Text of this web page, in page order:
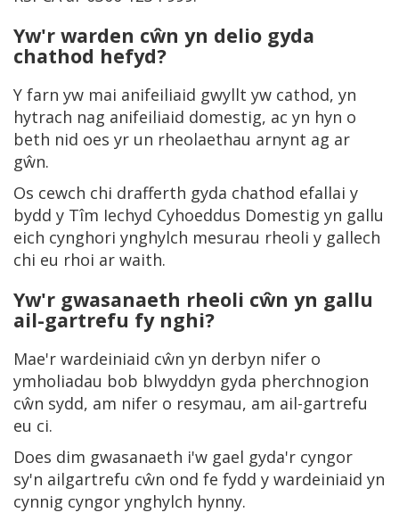
Yw'r warden cŵn yn delio gyda
chathod hefyd?
Y farn yw mai anifeiliaid gwyllt yw cathod, yn
hytrach nag anifeiliaid domestig, ac yn hyn o
beth nid oes yr un rheolaethau arnynt ag ar
gŵn.
Os cewch chi drafferth gyda chathod efallai y
bydd y Tîm Iechyd Cyhoeddus Domestig yn gallu
eich cynghori ynghylch mesurau rheoli y gallech
chi eu rhoi ar waith.
Yw'r gwasanaeth rheoli cŵn yn gallu
ail-gartrefu fy nghi?
Mae'r wardeiniaid cŵn yn derbyn nifer o
ymholiadau bob blwyddyn gyda pherchnogion
cŵn sydd, am nifer o resymau, am ail-gartrefu
eu ci.
Does dim gwasanaeth i'w gael gyda'r cyngor
sy'n ailgartrefu cŵn ond fe fydd y wardeiniaid yn
cynnig cyngor ynghylch hynny.